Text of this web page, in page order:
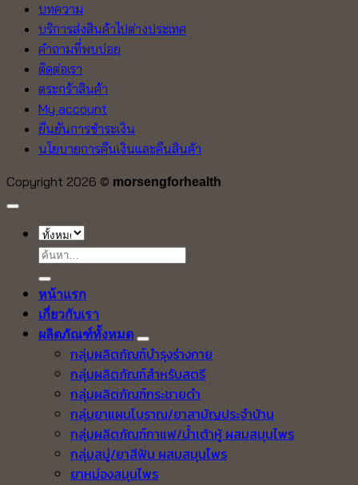
บทความ
บริการส่งสินค้าไปต่างประเทศ
คำถามที่พบบ่อย
ติดต่อเรา
ตระกร้าสินค้า
My account
ยืนยันการชำระเงิน
นโยบายการคืนเงินและคืนสินค้า
Copyright 2026 © morsengforhealth
ค้นหา:
หน้าแรก
เกี่ยวกับเรา
ผลิตภัณฑ์ทั้งหมด
กลุ่มผลิตภัณฑ์บำรุงร่างกาย
กลุ่มผลิตภัณฑ์สำหรับสตรี
กลุ่มผลิตภัณฑ์กระชายดำ
กลุ่มยาแผนโบราณ/ยาสามัญประจำบ้าน
กลุ่มผลิตภัณฑ์กาแฟ/น้ำเต้าหู้ ผสมสมุนไพร
กลุ่มสบู่/ยาสีฟัน ผสมสมุนไพร
ยาหม่องสมุนไพร